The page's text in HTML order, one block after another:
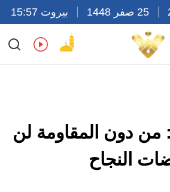
بيروت 15:57
Ar
En Es
من دون المقاومة لن
النجاح